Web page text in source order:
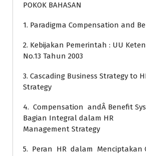
POKOK BAHASAN
1. Paradigma Compensation and
2. Kebijakan Pemerintah : UU
No.13 Tahun 2003
3. Cascading Business Strategy to
Strategy
4. Compensation andÂ Benefit
Bagian Integral dalam HR
Management Strategy
5. Peran HR dalam Menciptakan